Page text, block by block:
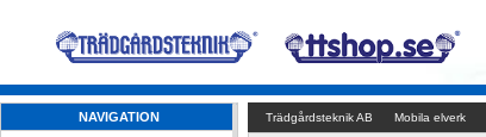
NAVIGATION Trädgårdsteknik AB Mobila elverk